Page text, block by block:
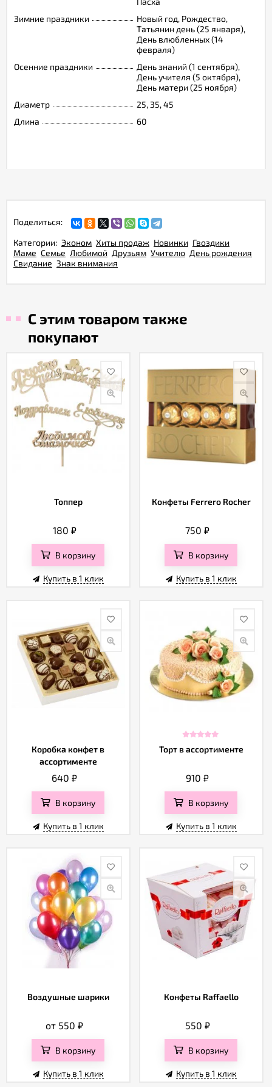
Зимние праздники
Новый год, Рождество,
Татьянин день (25 января),
День влюбленных (14
февраля)
Осенние праздники
День знаний (1 сентября),
День учителя (5 октября),
День матери (25 ноября)
Диаметр
25, 35, 45
Длина
60
Поделиться:
Категории: Эконом Хиты продаж Новинки Гвоздики
Маме Семье Любимой Друзьям Учителю День рождения
Свидание Знак внимания
С этим товаром также
покупают
Топпер
180 ₽
В корзину
Купить в 1 клик
Конфеты Ferrero Rocher
750₽
В корзину
Купить в 1 клик
Коробка конфет в
ассортименте
640₽
В корзину
Купить в 1 клик
Торт в ассортименте
910₽
В корзину
Купить в 1 клик
Воздушные шарики
от 550₽
В корзину
Купить в 1 клик
Конфеты Raffaello
550 ₽
В корзину
Купить в 1 клик